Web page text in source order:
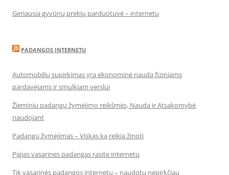
Geriausia gyvūnų prekių parduotuvė – internetu
PADANGOS INTERNETU
Automobilių supirkimas yra ekonominė nauda fiziniams
pardavėjams ir smulkiam verslui
Žieminių padangų žymėjimo reikšmės, Nauda ir Atsakomybė
naudojant
Padangų žymėjimas – Viskas ką reikia žinoti
Pigias vasarines padangas rasite internetu
Tik vasarinės padangos internetu – naudotų nepirkčiau